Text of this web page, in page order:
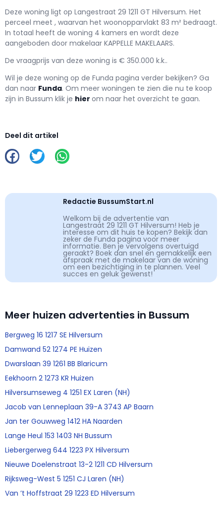
Deze woning ligt op Langestraat 29 1211 GT Hilversum. Het
perceel meet , waarvan het woonopparvlakt 83 m² bedraagt.
In totaal heeft de woning 4 kamers en wordt deze
aangeboden door makelaar KAPPELLE MAKELAARS.
De vraagprijs van deze woning is € 350.000 k.k..
Wil je deze woning op de Funda pagina verder bekijken? Ga
dan naar Funda. Om meer woningen te zien die nu te koop
zijn in Bussum klik je hier om naar het overzicht te gaan.
Deel dit artikel
Redactie BussumStart.nl
Welkom bij de advertentie van
Langestraat 29 1211 GT Hilversum! Heb je
interesse om dit huis te kopen? Bekijk dan
zeker de Funda pagina voor meer
informatie. Ben je vervolgens overtuigd
geraakt? Boek dan snel en gemakkelijk een
afspraak met de makelaar van de woning
om een bezichtiging in te plannen. Veel
succes en geluk gewenst!
Meer huizen advertenties in Bussum
Bergweg 16 1217 SE Hilversum
Damwand 52 1274 PE Huizen
Dwarslaan 39 1261 BB Blaricum
Eekhoorn 2 1273 KR Huizen
Hilversumseweg 4 1251 EX Laren (NH)
Jacob van Lenneplaan 39-A 3743 AP Baarn
Jan ter Gouwweg 1412 HA Naarden
Lange Heul 153 1403 NH Bussum
Liebergerweg 644 1223 PX Hilversum
Nieuwe Doelenstraat 13-2 1211 CD Hilversum
Rijksweg-West 5 1251 CJ Laren (NH)
Van ’t Hoffstraat 29 1223 ED Hilversum